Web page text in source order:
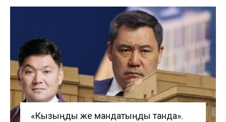
«Кызыңды же мандатыңды танда».